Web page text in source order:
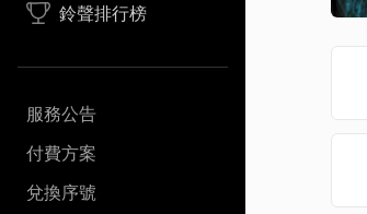
鈴聲排行榜
服務公告
付費方案
兌換序號